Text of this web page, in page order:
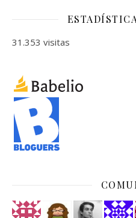
31.353 visitas